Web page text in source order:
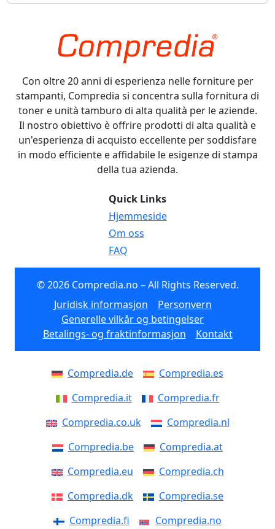
Con oltre 20 anni di esperienza nelle forniture per
stampanti, Compredia si concentra sulla fornitura di
toner e unità tamburo di alta qualità per le aziende.
Il nostro obiettivo è offrire prodotti di alta qualità e
un'esperienza di acquisto eccellente per soddisfare
in modo efficiente e affidabile le esigenze di stampa
della tua azienda.
Quick Links
Hjemmeside
Om oss
FAQ
© 2026 Compredia.no – All Rights Reserved.
Juridisk informasjon
Personvern
Generelle vilkår og betingelser
Betalings- og fraktinformasjon
Kontakt
Compredia.de
Compredia.es
Compredia.it
Compredia.fr
Compredia.co.uk
Compredia.nl
Compredia.be
Compredia.at
Compredia.eu
Compredia.ch
Compredia.dk
Compredia.se
Compredia.fi
Compredia.no